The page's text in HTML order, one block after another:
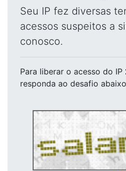
Seu IP fez diversas
acessos suspeitos a
conosco.
Para liberar o acesso do IP
responda ao desafio